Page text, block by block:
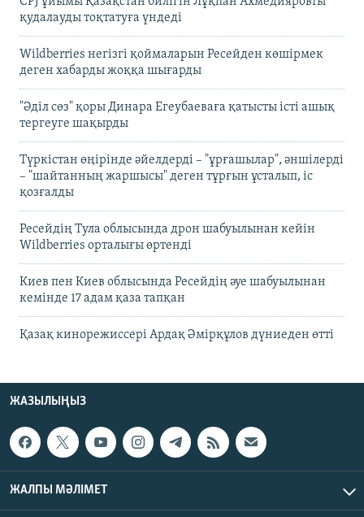
қудалауды тоқтатуға үндеді
Wildberries негізгі қоймаларын Ресейден көшірмек
деген хабарды жоққа шығарды
"Әділ сөз" қоры Динара Егеубаеваға қатысты істі ашық
тергеуге шақырды
Түркістан өңірінде әйелдерді – "ұрғашылар", әншілерді
– "шайтанның жаршысы" деген тұрғын ұсталып, іс
қозғалды
Ресейдің Тула облысында дрон шабуылынан кейін
Wildberries орталығы өртенді
Киев пен Киев облысында Ресейдің әуе шабуылынан
кемінде 17 адам қаза тапқан
Қазақ кинорежиссері Ардақ Әмірқұлов дүниеден өтті
ЖАЗЫЛЫҢЫЗ
ЖАЛПЫ МӘЛІМЕТ